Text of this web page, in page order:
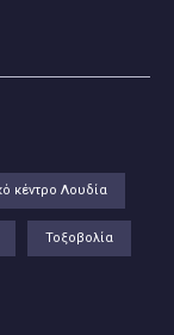
κέντρο Λουδία
Τοξοβολία